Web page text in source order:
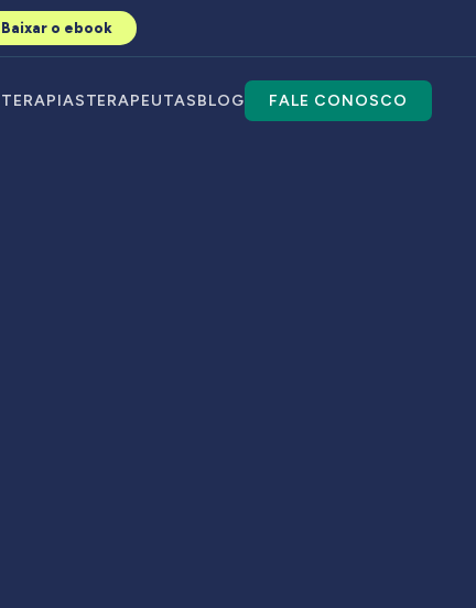
TERAPIASTERAPEUTASBLOG FALE CONOSCO
Baixar o ebook